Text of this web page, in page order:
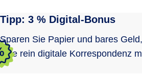
Tipp: 3 % Digital-Bonus
Sparen Sie Papier und bares
eine rein digitale Korrespondenz